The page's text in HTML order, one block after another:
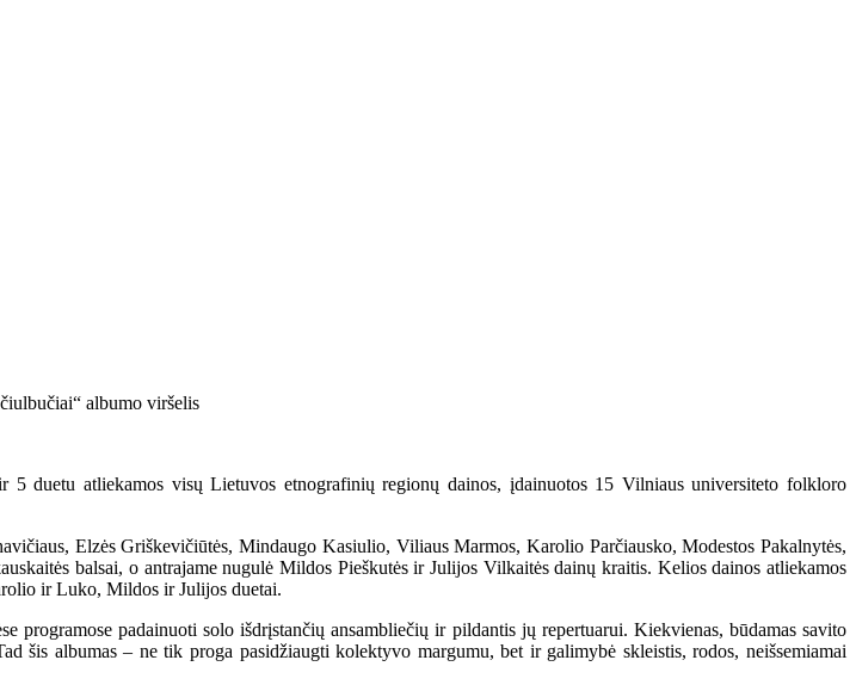
duetu atliekamos visų Lietuvos etnografinių regionų dainos, įdainuotos 15 Vilniaus universiteto folkloro
Elzės Griškevičiūtės, Mindaugo Kasiulio, Viliaus Marmos, Karolio Parčiausko, Modestos Pakalnytės,
balsai, o antrajame nugulė Mildos Pieškutės ir Julijos Vilkaitės dainų kraitis. Kelios dainos atliekamos
ir Luko, Mildos ir Julijos duetai.
programose padainuoti solo išdrįstančių ansambliečių ir pildantis jų repertuarui. Kiekvienas, būdamas savito
šis albumas – ne tik proga pasidžiaugti kolektyvo margumu, bet ir galimybė skleistis, rodos, neišsemiamai